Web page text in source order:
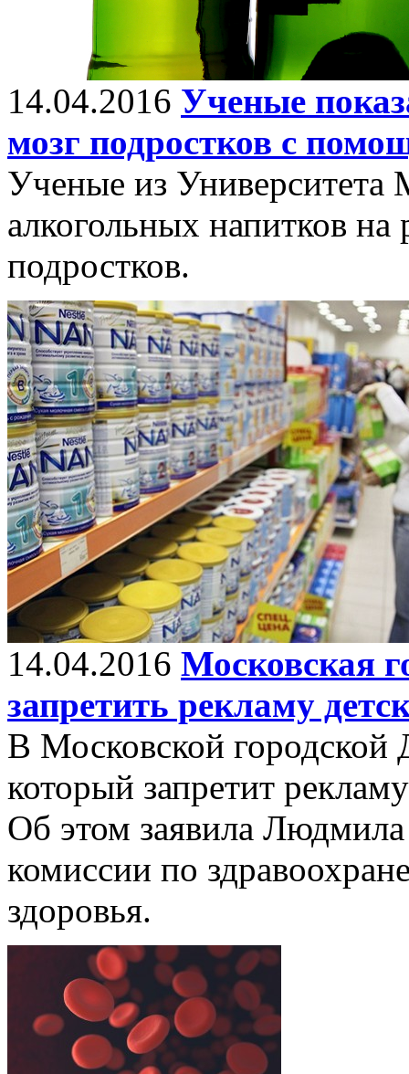
14.04.2016 Ученые
мозг подростков с
Ученые из Университета
алкогольных напитков на
подростков.
14.04.2016 Московская
запретить рекламу
В Московской городской
который запретит
Об этом заявила Людмила
комиссии по
здоровья.